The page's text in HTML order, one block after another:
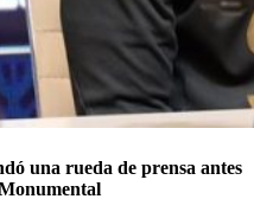
una rueda de prensa antes